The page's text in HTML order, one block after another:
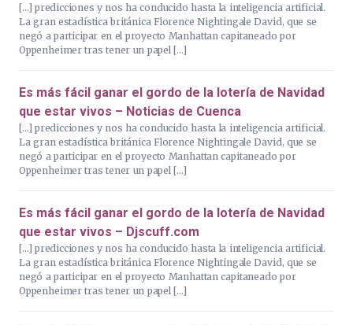
[…] predicciones y nos ha conducido hasta la inteligencia artificial.
La gran estadística británica Florence Nightingale David, que se
negó a participar en el proyecto Manhattan capitaneado por
Oppenheimer tras tener un papel […]
Es más fácil ganar el gordo de la lotería de Navidad
que estar vivos – Noticias de Cuenca
[…] predicciones y nos ha conducido hasta la inteligencia artificial.
La gran estadística británica Florence Nightingale David, que se
negó a participar en el proyecto Manhattan capitaneado por
Oppenheimer tras tener un papel […]
Es más fácil ganar el gordo de la lotería de Navidad
que estar vivos – Djscuff.com
[…] predicciones y nos ha conducido hasta la inteligencia artificial.
La gran estadística británica Florence Nightingale David, que se
negó a participar en el proyecto Manhattan capitaneado por
Oppenheimer tras tener un papel […]